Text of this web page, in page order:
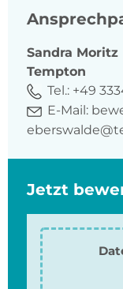
Sandra Moritz
Tempton
Tel.: +49
E-Mail:
Jetzt